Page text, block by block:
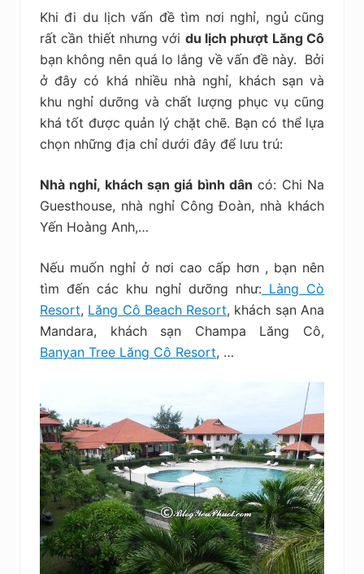
Khi đi du lịch vấn đề tìm nơi nghỉ, ngủ cũng
rất cần thiết nhưng với du lịch phượt Lăng Cô
bạn không nên quá lo lắng về vấn đề này. Bởi
ở đây có khá nhiều nhà nghỉ, khách sạn và
khu nghỉ dưỡng và chất lượng phục vụ cũng
khá tốt được quản lý chặt chẽ. Bạn có thể lựa
chọn những địa chỉ dưới đây để lưu trú:
Nhà nghỉ, khách sạn giá bình dân có: Chi Na
Guesthouse, nhà nghỉ Công Đoàn, nhà khách
Yến Hoàng Anh,…
Nếu muốn nghỉ ở nơi cao cấp hơn , bạn nên
tìm đến các khu nghỉ dưỡng như: Làng Cò
Resort, Lăng Cô Beach Resort, khách sạn Ana
Mandara, khách sạn Champa Lăng Cô,
Banyan Tree Lăng Cô Resort, …